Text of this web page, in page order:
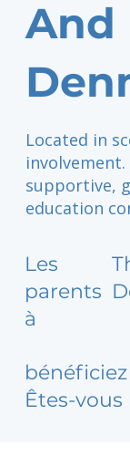
And
Located in
supportive,
education
Les
parents
à
Êtes-